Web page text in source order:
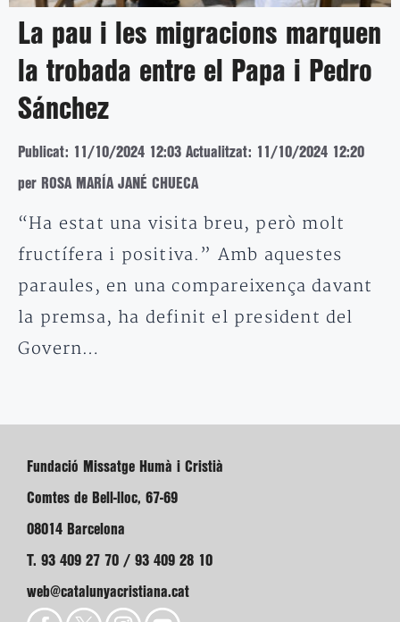
La pau i les migracions marquen
la trobada entre el Papa i Pedro
Sánchez
Publicat: 11/10/2024 12:03 Actualitzat: 11/10/2024 12:20
per ROSA MARÍA JANÉ CHUECA
“Ha estat una visita breu, però molt
fructífera i positiva.” Amb aquestes
paraules, en una compareixença davant
la premsa, ha definit el president del
Govern…
Fundació Missatge Humà i Cristià
Comtes de Bell-lloc, 67-69
08014 Barcelona
T. 93 409 27 70 / 93 409 28 10
web@catalunyacristiana.cat